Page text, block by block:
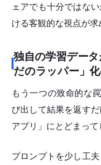
ェアでも十分ではな
ける客観的な視点が求
独自の学習デー
だのラッパー」
もう一つの致命的な
び出して結果を返す
アプリ」にとどまって
プロンプトを少し工